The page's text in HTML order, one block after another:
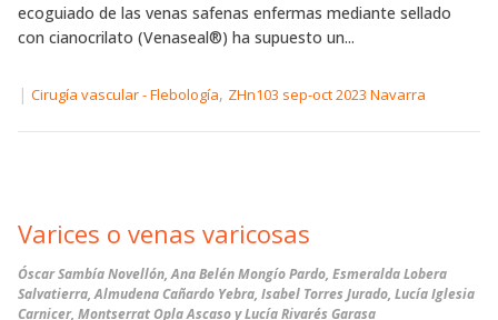
ecoguiado de las venas safenas enfermas mediante sellado
con cianocrilato (Venaseal®) ha supuesto un...
| Cirugía vascular - Flebología, ZHn103 sep-oct 2023 Navarra
Varices o venas varicosas
Óscar Sambía Novellón, Ana Belén Mongío Pardo, Esmeralda Lobera
Salvatierra, Almudena Cañardo Yebra, Isabel Torres Jurado, Lucía Iglesia
Carnicer, Montserrat Opla Ascaso y Lucía Rivarés Garasa